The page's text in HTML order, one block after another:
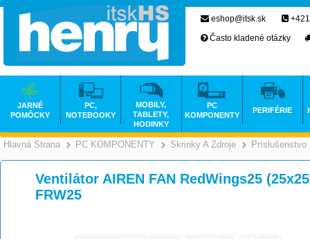
Hlavná Strana PC KOMPONENTY Skrinky A Zdroje Príslušenstvo
Ventilátor AIREN FAN RedWings25
FRW25
eshop@itsk.sk
Často kladené otázky
JARNÉ
POMÔCKY
PC,
NOTEBOOKY
MOBILY,
TABLETY,
HODINKY
PC
KOMPONENTY
PERIFÉRIE